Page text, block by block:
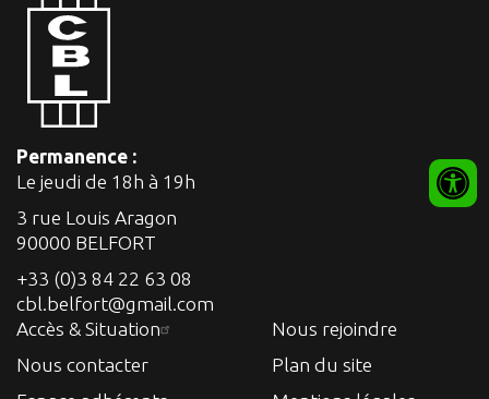
Permanence :
Le jeudi de 18h à 19h
3 rue Louis Aragon
90000 BELFORT
+33 (0)3 84 22 63 08
cbl.belfort@gmail.com
Accès & Situation
Nous contacter
Nous rejoindre
Plan du site